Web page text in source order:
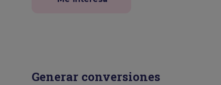
Generar conversiones